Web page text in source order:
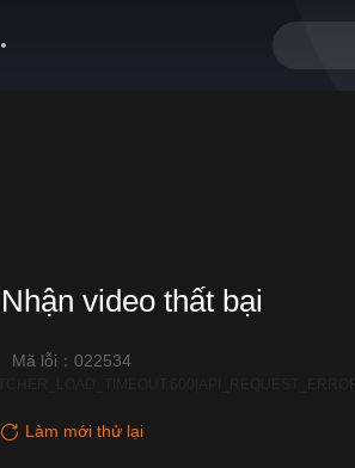
video thất bại
Mã lỗi：022534
Làm mới thử lại